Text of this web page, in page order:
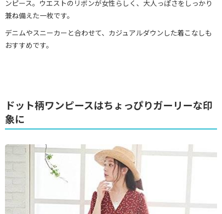
ンピース。ウエストのリボンが女性らしく、大人っぽさをしっかり
兼ね備えた一枚です。
デニムやスニーカーと合わせて、カジュアルダウンした着こなしも
おすすめです。
ドット柄ワンピースはちょっぴりガーリーな印
象に